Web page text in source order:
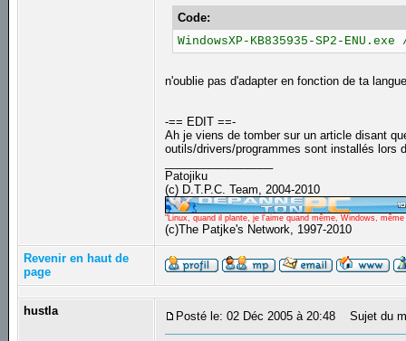
Code:
WindowsXP-KB835935-SP2-
n'oublie pas d'adapter en fonction de ta
-== EDIT ==-
Ah je viens de tomber sur un article disant
outils/drivers/programmes sont installés lors
Patojiku
(c) D.T.P.C. Team, 2004-2010
"Linux, quand il plante, je l'aime quand même, Windows,
(c)The Patjke's Network, 1997-2010
Revenir en haut de
page
hustla Posté le: 02 Déc 2005 à 20:48 Sujet du